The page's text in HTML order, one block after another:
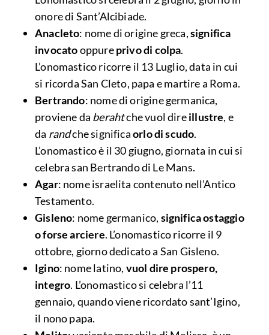
onore di Sant’Alcibiade.
Anacleto: nome di origine greca,significa
invocatooppureprivo di colpa.
L’onomastico ricorre il 13 Luglio, data in cui
si ricorda San Cleto, papa e martire a Roma.
Bertrando: nome di origine germanica,
proviene da berahtche vuol direillustre, e
da randche significaorlo di scudo.
L’onomastico è il 30 giugno, giornata in cui si
celebra san Bertrando di Le Mans.
Agar: nome israelita contenuto nell’Antico
Testamento.
Gisleno: nome germanico, significa ostaggio
o forse arciere. L’onomastico ricorre il 9
ottobre, giorno dedicato a San Gisleno.
Igino: nome latino, vuol dire prospero,
integro. L’onomastico si celebra l’11
gennaio, quando viene ricordato sant’Igino,
il nono papa.